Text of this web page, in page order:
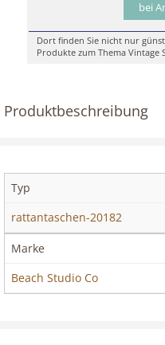
bei
Dort finden Sie nicht nur
Produkte zum Thema Vintage
Produktbeschreibung
Typ
rattantaschen-20182
Marke
Beach Studio Co